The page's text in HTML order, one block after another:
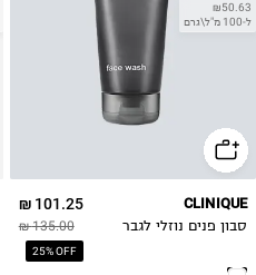
₪50.63
ל-100 מ"ל\גרם
101.25 ₪
135.00 ₪
25% OFF
CLINIQUE
סבון פנים נוזלי לגבר